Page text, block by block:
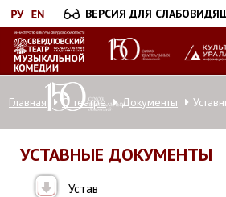
Перейти
к
основному
содержанию
ВЕРСИЯ ДЛЯ
Главная О театре Документы
УСТАВНЫЕ ДОКУМЕНТЫ
Устав